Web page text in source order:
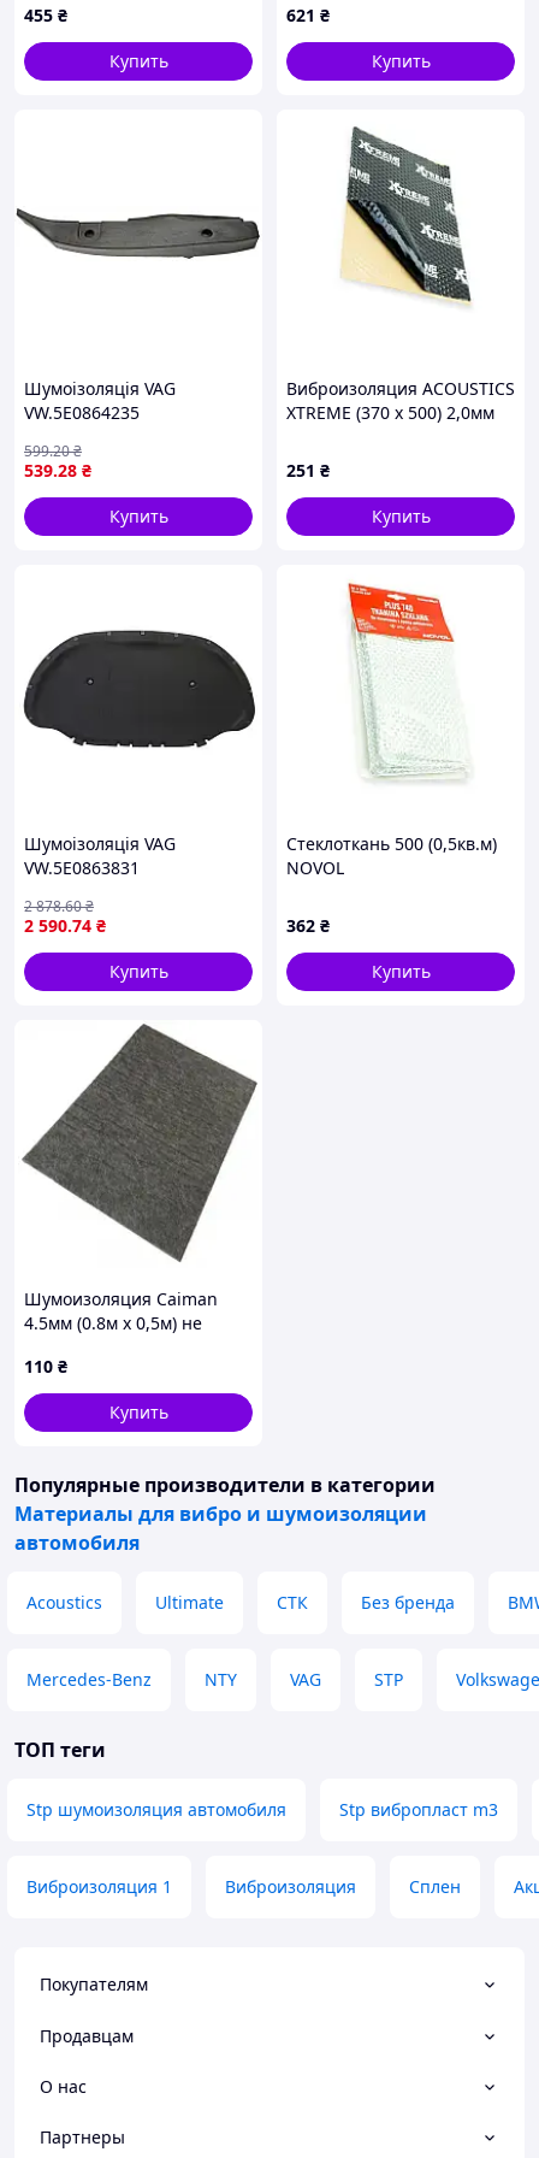
455 ₴
Купить
621 ₴
Купить
Шумоiзоляцiя VAG
VW.5E0864235
539.28 ₴
599.20₴
Купить
Виброизоляция ACOUSTICS
XTREME (370 x 500) 2,0мм
251 ₴
Купить
Шумоiзоляцiя VAG
VW.5E0863831
2 590.74 ₴
2 878.60₴
Купить
Стеклоткань 500 (0,5кв.м)
NOVOL
362 ₴
Купить
Шумоизоляция Caiman
4.5мм (0.8м х 0,5м) не
110 ₴
Купить
Популярные производители в категории
Материалы для вибро и шумоизоляции
автомобиля
Acoustics Ultimate СТК Без бренда
Mercedes-Benz NTY VAG STP
ТОП теги
Stp шумоизоляция автомобиля Stp вибропласт m3
Виброизоляция 1 Виброизоляция Сплен
Покупателям
Продавцам
О нас
Партнеры